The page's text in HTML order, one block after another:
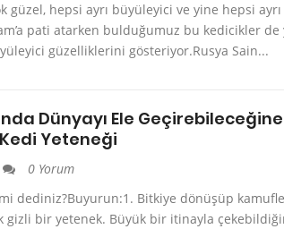
güzel, hepsi ayrı büyüleyici ve yine hepsi ayrı
pati atarken bulduğumuz bu kedicikler de
güzelliklerini gösteriyor.Rusya Sain...
Dünyayı Ele Geçirebileceğine
Kedi Yeteneği
0 Yorum
dediniz?Buyurun:1. Bitkiye dönüşüp kamufle
gizli bir yetenek. Büyük bir itinayla